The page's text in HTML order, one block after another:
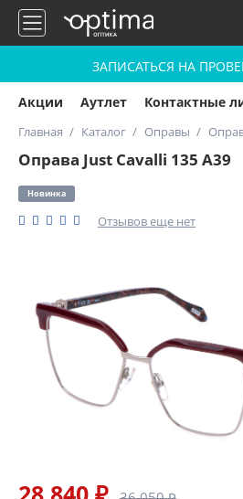
ЗАПИСАТЬСЯ НА
Акции Аутлет Контактные
Главная Каталог Оправы
Оправа Just Cavalli 135 A39
Новинка
Отзывов еще нет